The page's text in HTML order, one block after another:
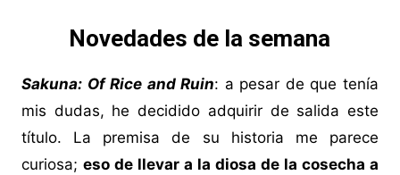
Novedades de la semana
Sakuna: Of Rice and Ruin: a pesar de que tenía
mis dudas, he decidido adquirir de salida este
título. La premisa de su historia me parece
curiosa; eso de llevar a la diosa de la cosecha a